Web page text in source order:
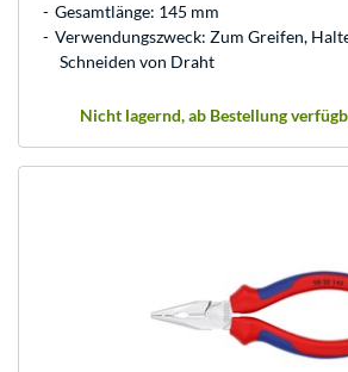
Gesamtlänge: 145 mm
Verwendungszweck: Zum Greifen,
Schneiden von Draht
Nicht lagernd, ab Bestellung